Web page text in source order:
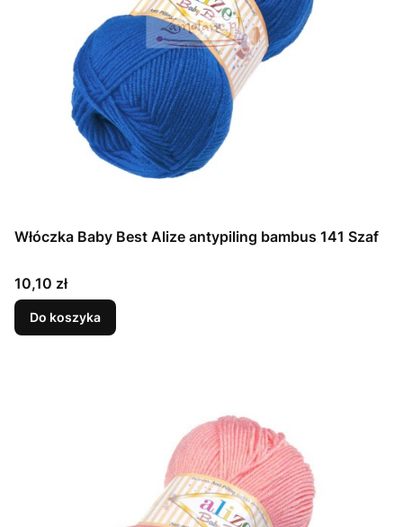
Włóczka Baby Best Alize antypiling bambus 141 Szaf
Cena
10,10 zł
Do koszyka